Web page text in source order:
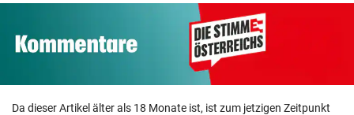
Da dieser Artikel älter als 18 Monate ist, ist zum jetzigen Zeitpunkt